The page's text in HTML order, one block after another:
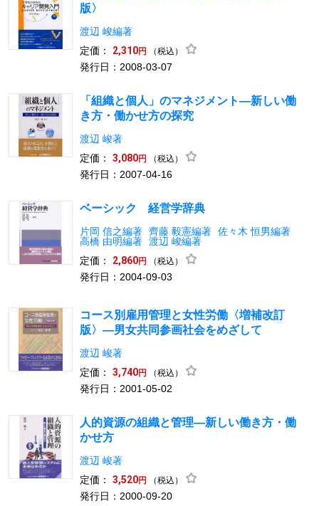
版〉
渡辺 峻編著
定価：
2,310円 （税込）
発行日：2008-03-07
「組織と個人」のマネジメント―新しい働
き方・働かせ方の探究
渡辺 峻著
定価：
3,080円 （税込）
発行日：2007-04-16
ベーシック 経営学辞典
片岡 信之編著 齊藤 毅憲編著 佐々木 恒男編著
高橋 由明編著 渡辺 峻編著
定価：
2,860円 （税込）
発行日：2004-09-03
コース別雇用管理と女性労働〈増補改訂
版〉―男女共同参画社会をめざして
渡辺 峻著
定価：
3,740円 （税込）
発行日：2001-05-02
人的資源の組織と管理―新しい働き方・働
かせ方
渡辺 峻著
定価：
3,520円 （税込）
発行日：2000-09-20